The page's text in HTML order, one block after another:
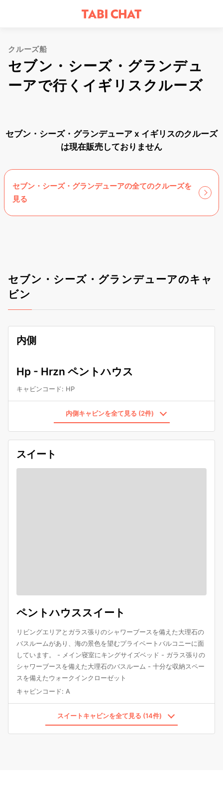
クルーズ船
セブン・シーズ・グランデュ
ーアで行くイギリスクルーズ
セブン・シーズ・グランデューア x イギリスのクルーズ
は現在販売しておりません
セブン・シーズ・グランデューアの全てのクルーズを
見る
セブン・シーズ・グランデューアのキャ
ビン
内側
Hp - Hrzn ペントハウス
キャビンコード: HP
内側キャビンを全て見る (2件)
スイート
ペントハウススイート
リビングエリアとガラス張りのシャワーブースを備えた大理石の
バスルームがあり、海の景色を望むプライベートバルコニーに面
しています。 - メイン寝室にキングサイズベッド - ガラス張りの
シャワーブースを備えた大理石のバスルーム - 十分な収納スペー
スを備えたウォークインクローゼット
キャビンコード: A
スイートキャビンを全て見る (14件)